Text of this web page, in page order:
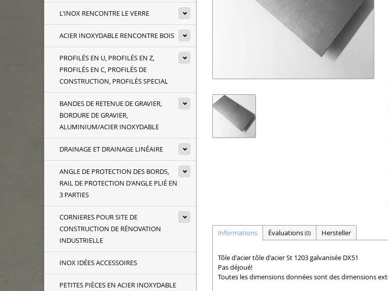
L'INOX RENCONTRE LE VERRE
ACIER INOXYDABLE RENCONTRE BOIS
PROFILÉS EN U, PROFILÉS EN Z,
PROFILÉS EN C, PROFILÉS DE
CONSTRUCTION, PROFILÉS SPECIAL
BANDES DE RETENUE DE GRAVIER,
BORDURE DE GRAVIER,
ALUMINIUM/ACIER INOXYDABLE
DRAINAGE ET DRAINAGE LINÉAIRE
ANGLE DE PROTECTION DES BORDS,
RAIL DE PROTECTION D'ANGLE PLIÉ EN
3 PARTIES
CORNIERES POUR SITE DE
CONSTRUCTION DE RÉNOVATION
INDUSTRIELLE
INOX IDÉES ACCESSOIRES
PETITES PIÈCES EN ACIER INOXYDABLE
Informations Évaluations (0) Hersteller
Tôle d'acier tôle d'acier St 1203 galvanisée DX51
Pas déjoué!
Toutes les dimensions données sont des dimensions